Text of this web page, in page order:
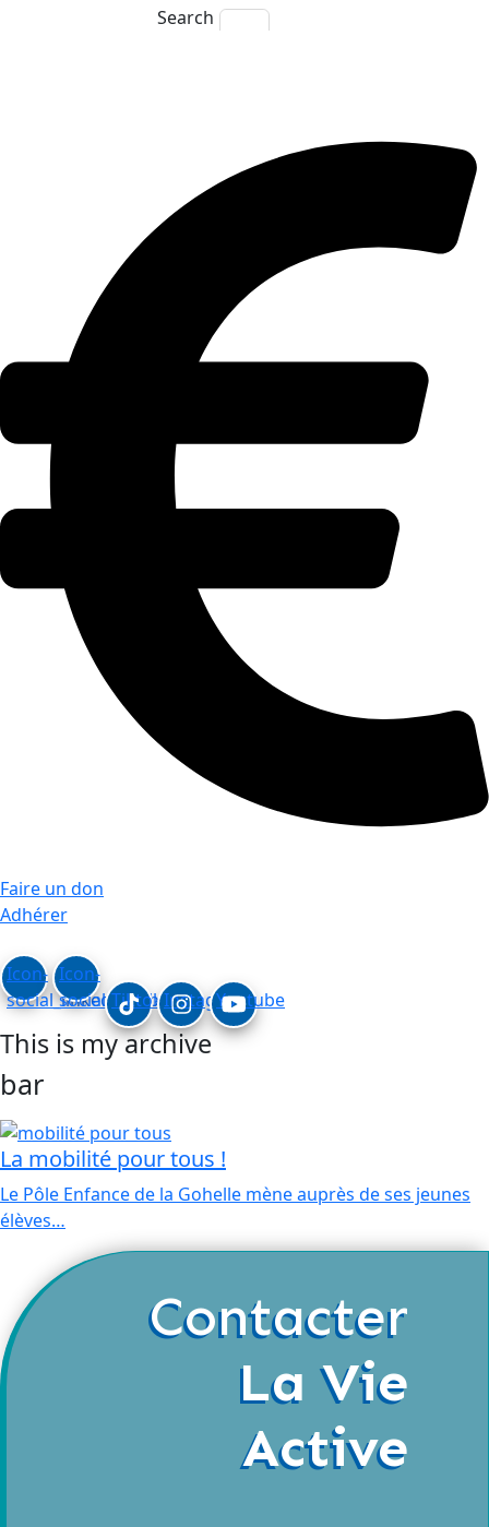
Faire un don
Adhérer
Icon-
social_linkedin
Icon-
social_facebook
TiktokInstagramYoutube
Search
This is my archive
bar
La mobilité pour tous !
Le Pôle Enfance de la Gohelle mène auprès de ses jeunes
élèves…
Contacter
La Vie
Active